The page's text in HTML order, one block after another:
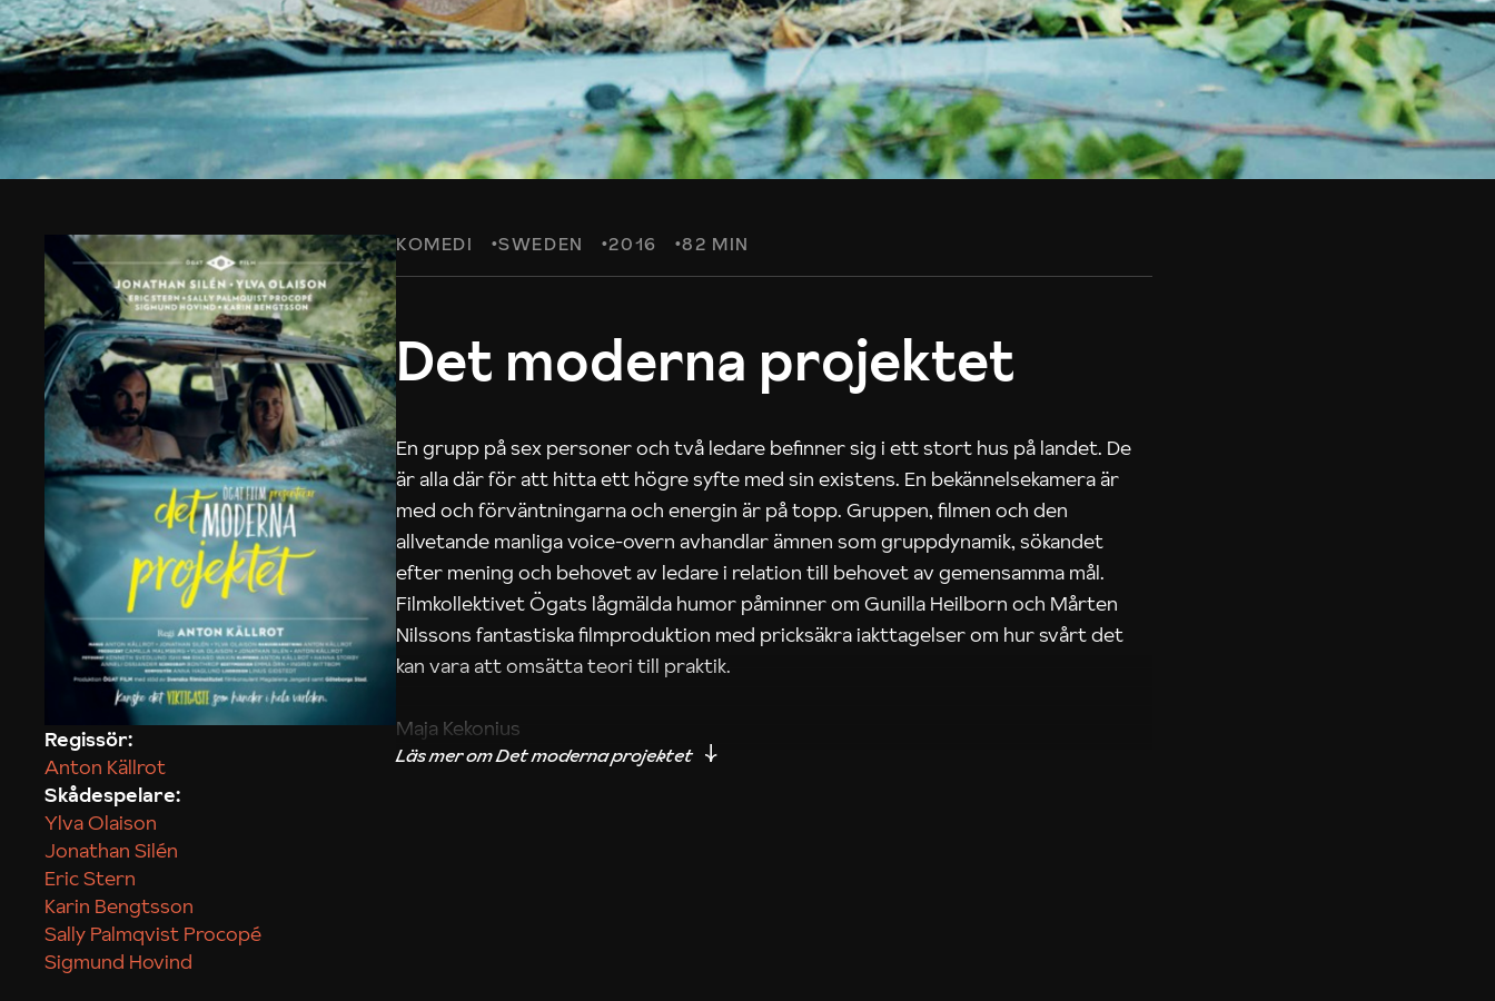
KOMEDI SWEDEN 2016 82 MIN
Det moderna projektet
En grupp på sex personer och två ledare befinner sig i ett stort hus på landet. De
är alla där för att hitta ett högre syfte med sin existens. En bekännelsekamera är
med och förväntningarna och energin är på topp. Gruppen, filmen och den
allvetande manliga voice-overn avhandlar ämnen som gruppdynamik, sökandet
efter mening och behovet av ledare i relation till behovet av gemensamma mål.
Filmkollektivet Ögats lågmälda humor påminner om Gunilla Heilborn och Mårten
Nilssons fantastiska filmproduktion med pricksäkra iakttagelser om hur svårt det
kan vara att omsätta teori till praktik.
Maja Kekonius
Regissör:
Anton Källrot
Skådespelare:
Ylva Olaison
Jonathan Silén
Eric Stern
Karin Bengtsson
Sally Palmqvist Procopé
Sigmund Hovind